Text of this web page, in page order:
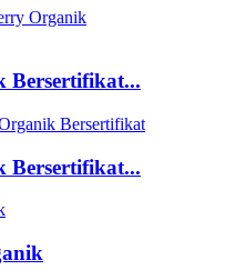
Bersertifikat...
Bersertifikat...